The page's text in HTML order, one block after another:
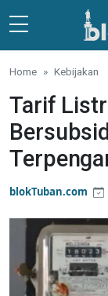
Skip to main
Home Kebijakan
Tarif
blokTuban.com